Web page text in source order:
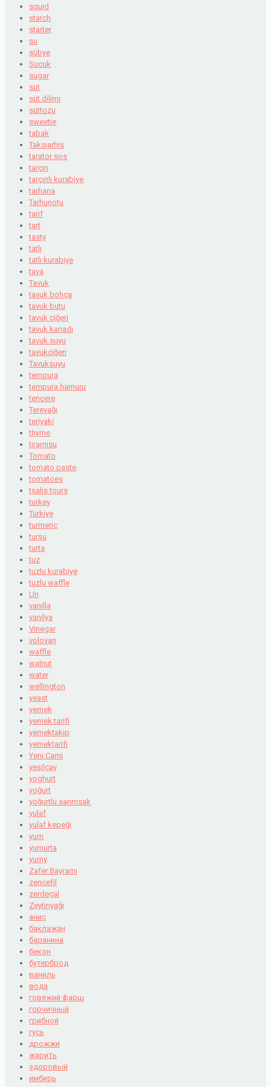
squid
starch
starter
su
sübye
Sucuk
sugar
süt
süt dilimi
süttozu
sweetie
tabak
Taksiarhis
tarator sos
tarçın
tarçınlı kurabiye
tarhana
Tarhunotu
tarif
tart
tasty
tatlı
tatlı kurabiye
tava
Tavuk
tavuk bohça
tavuk butu
tavuk ciğeri
tavuk kanadı
tavuk suyu
tavukciğeri
Tavuksuyu
tempura
tempura hamuru
tencere
Tereyağı
teriyaki
thyme
tiramisu
Tomato
tomato paste
tomatoes
tsalis tours
turkey
Türkiye
turmeric
turşu
turta
tuz
tuzlu kurabiye
tuzlu waffle
Un
vanilla
vanilya
Vinegar
volovan
waffle
walnut
water
wellington
yeast
yemek
yemek tarifi
yemektakip
yemektarifi
Yeni Cami
yeşilçay
yoghurt
yoğurt
yoğurtlu sarımsak
yulaf
yulaf kepeği
yum
yumurta
yumy
Zafer Bayramı
zencefil
zerdeçal
Zeytinyağı
анис
баклажан
баранина
бекон
бутерброд
ваниль
вода
говяжий фарш
горчичный
грибной
гусь
дрожжи
жарить
здоровый
имбирь